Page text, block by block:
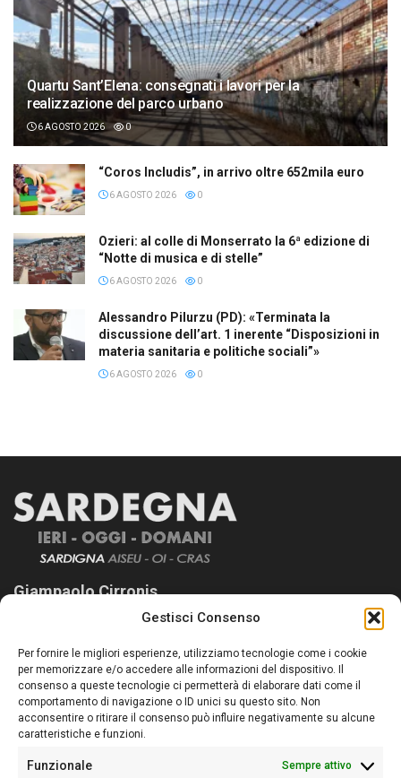
Gestisci Consenso
Per fornire le migliori esperienze, utilizziamo tecnologie come i cookie
per memorizzare e/o accedere alle informazioni del dispositivo. Il
consenso a queste tecnologie ci permetterà di elaborare dati come il
comportamento di navigazione o ID unici su questo sito. Non
acconsentire o ritirare il consenso può influire negativamente su alcune
caratteristiche e funzioni.
Funzionale Sempre attivo
Quartu Sant’Elena: consegnati i lavori per la
realizzazione del parco urbano
6 AGOSTO 2026 0
“Coros Includis”, in arrivo oltre 652mila euro
6 AGOSTO 2026 0
Ozieri: al colle di Monserrato la 6ª edizione di
“Notte di musica e di stelle”
6 AGOSTO 2026 0
Alessandro Pilurzu (PD): «Terminata la
discussione dell’art. 1 inerente “Disposizioni in
materia sanitaria e politiche sociali”»
6 AGOSTO 2026 0
Giampaolo Cirronis
Sardegna Ieri-Oggi-Domani nasce per informare “liberamente” i
lettori su quanto accade in Sardegna, con un occhio rivolto al
nostro passato e, soprattutto, al nostro futuro
Follow Us